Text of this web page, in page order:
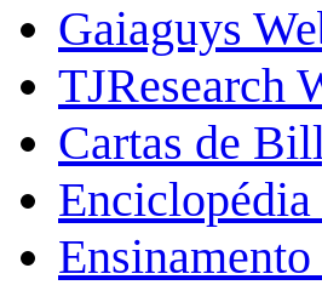
Gaiaguys
TJResearch
Cartas de